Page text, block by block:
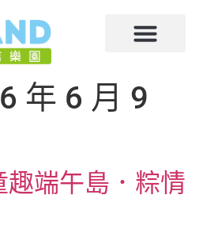
年 6 月 9
趣端午島．粽情